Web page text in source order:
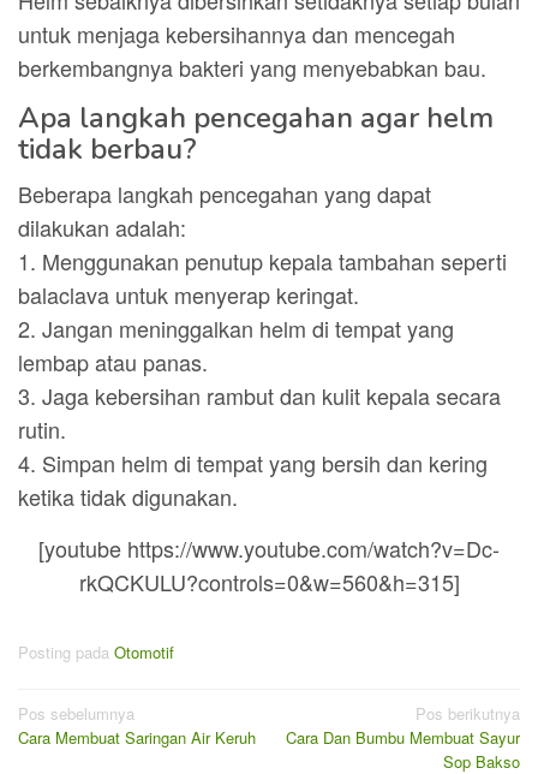
untuk menjaga kebersihannya dan mencegah
berkembangnya bakteri yang menyebabkan bau.
Apa langkah pencegahan agar helm
tidak berbau?
Beberapa langkah pencegahan yang dapat
dilakukan adalah:
1. Menggunakan penutup kepala tambahan seperti
balaclava untuk menyerap keringat.
2. Jangan meninggalkan helm di tempat yang
lembap atau panas.
3. Jaga kebersihan rambut dan kulit kepala secara
rutin.
4. Simpan helm di tempat yang bersih dan kering
ketika tidak digunakan.
[youtube https://www.youtube.com/watch?v=Dc-
rkQCKULU?controls=0&w=560&h=315]
Posting pada Otomotif
Navigasi
pos
Pos sebelumnya
Cara Membuat Saringan Air Keruh
Pos berikutnya
Cara Dan Bumbu Membuat Sayur
Sop Bakso